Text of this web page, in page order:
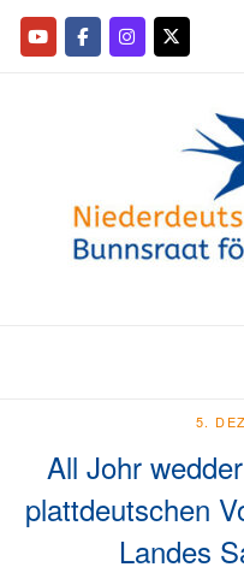
5.
All Johr
plattdeutschen
Landes